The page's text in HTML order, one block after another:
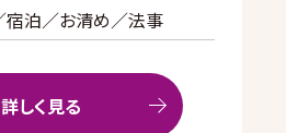
泊／お清め／法事
詳しく見る